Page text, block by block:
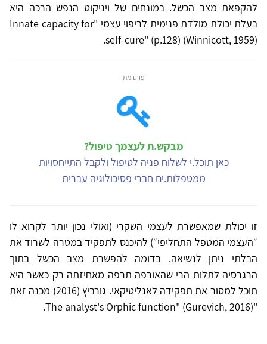
להקפאת מצב הכשל. במונחים של ויניקוט הנפש הרכה היא
בעלת יכולת מולדת פנימית לריפוי עצמי "Innate capacity for
self-cure" (p.128) (Winnicott, 1959).
- פרסומת -
מבקש.ת לעצמך טיפול?
כאן תוכל.י לשלוח פניה לטיפול ולקבל התייחסויות
ממטפלות.ים חברי פסיכולוגיה עברית
זו יכולת שמאפשרת לעצמי השקרי (ואולי נכון יותר לקרוא לו
״העצמי המטפל התחליפי״) להיכנס לתפקיד במטרה לשרוד את
הבלתי ניתן לנשיאה. בדומה להפשרת מצב הכשל בתוך
הרגרסיה לתלות הרי שהאורפה תרפה מאחיזתה רק כאשר היא
תוכל למסור את תפקידה לאנליטיקאי. גורביץ (2016) מכנה זאת
"The analyst's Orphic function" (Gurevich, 2016).